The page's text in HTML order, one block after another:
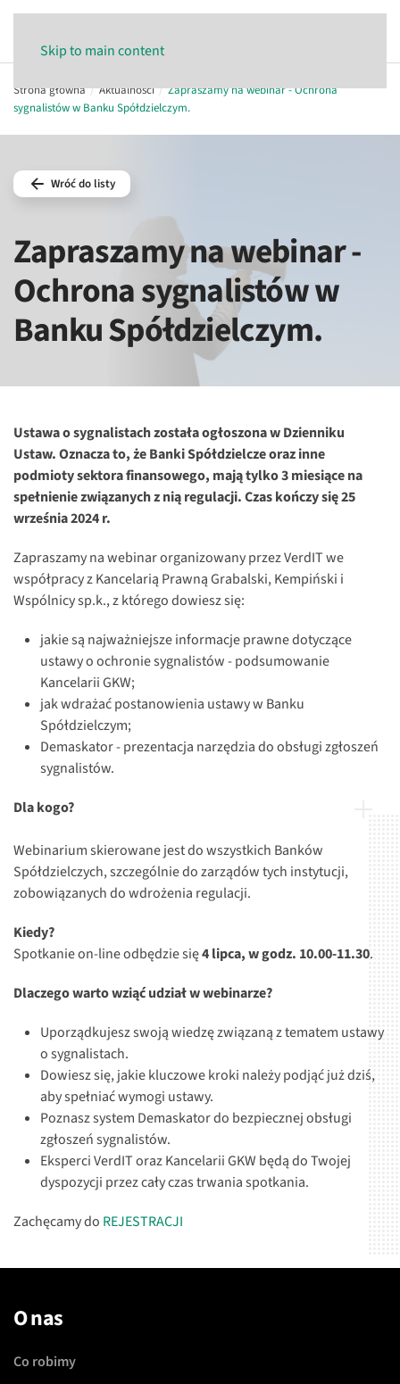
Skip to main content
Strona główna Aktualności
Zapraszamy na webinar - Ochrona
sygnalistów w Banku Spółdzielczym.
Wróć do listy
Zapraszamy na webinar -
Ochrona sygnalistów w
Banku Spółdzielczym.
Ustawa o sygnalistach została ogłoszona w Dzienniku
Ustaw. Oznacza to, że Banki Spółdzielcze oraz inne
podmioty sektora finansowego, mają tylko 3 miesiące na
spełnienie związanych z nią regulacji. Czas kończy się 25
września 2024 r.
Zapraszamy na webinar organizowany przez VerdIT we
współpracy z Kancelarią Prawną Grabalski, Kempiński i
Wspólnicy sp.k., z którego dowiesz się:
jakie są najważniejsze informacje prawne dotyczące
ustawy o ochronie sygnalistów - podsumowanie
Kancelarii GKW;
jak wdrażać postanowienia ustawy w Banku
Spółdzielczym;
Demaskator - prezentacja narzędzia do obsługi zgłoszeń
sygnalistów.
Dla kogo?
Webinarium skierowane jest do wszystkich Banków
Spółdzielczych, szczególnie do zarządów tych instytucji,
zobowiązanych do wdrożenia regulacji.
Kiedy?
Spotkanie on-line odbędzie się4 lipca, w godz. 10.00-11.30.
Dlaczego warto wziąć udział w webinarze?
Uporządkujesz swoją wiedzę związaną z tematem ustawy
o sygnalistach.
Dowiesz się, jakie kluczowe kroki należy podjąć już dziś,
aby spełniać wymogi ustawy.
Poznasz system Demaskator do bezpiecznej obsługi
zgłoszeń sygnalistów.
Eksperci VerdIT oraz Kancelarii GKW będą do Twojej
dyspozycji przez cały czas trwania spotkania.
Zachęcamy do REJESTRACJI
O nas
Co robimy